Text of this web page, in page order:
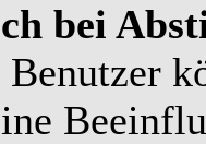
bei